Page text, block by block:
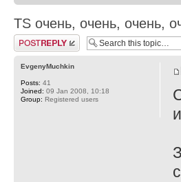
TS очень, очень, очень,
Post a reply
EvgenyMuchkin
Posts: 41
Joined: 09 Jan 2008, 10:18
Group: Registered users